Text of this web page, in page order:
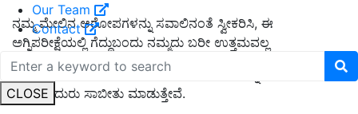
Our Team
Contact
CLOSE
ನಮ್ಮ ಮೇಲಿನ ಆರೋಪಗಳನ್ನು ಸವಾಲಿನಂತೆ ಸ್ವೀಕರಿಸಿ, ಈ
ಅಗ್ನಿಪರೀಕ್ಷೆಯಲ್ಲಿ ಗೆದ್ದುಬಂದು ನಮ್ಮದು ಬರೀ ಉತ್ತಮವಲ್ಲ
ಅತ್ಯುತ್ತಮ, ಪಾರದರ್ಶಕ, ಜನಪರ ಸರ್ಕಾರ ಎಂಬುದನ್ನು ನಾಡಿನ
ಜನತೆಯೆದುರು ಸಾಬೀತು ಮಾಡುತ್ತೇವೆ.